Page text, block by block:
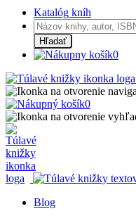
Katalóg kníh
Hľadať
0
0
Blog